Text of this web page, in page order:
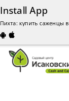
Install App
Пихта: купить саженцы